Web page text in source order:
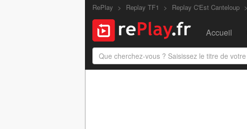
RePlay Replay TF1 Replay C'Est Canteloup
Accueil